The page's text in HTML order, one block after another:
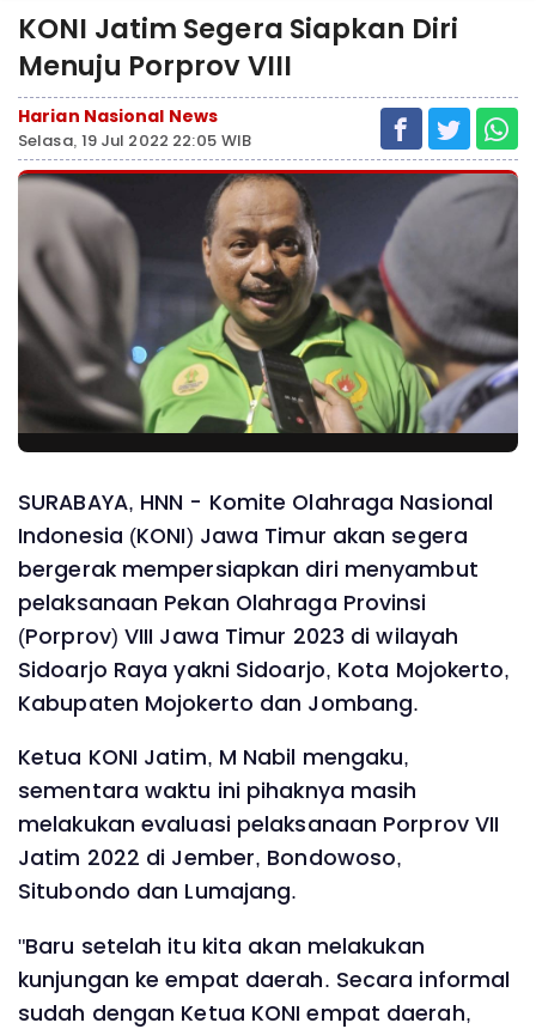
KONI Jatim Segera Siapkan Diri
Menuju Porprov VIII
Harian Nasional News
Selasa, 19 Jul 2022 22:05 WIB
SURABAYA, HNN - Komite Olahraga Nasional
Indonesia (KONI) Jawa Timur akan segera
bergerak mempersiapkan diri menyambut
pelaksanaan Pekan Olahraga Provinsi
(Porprov) VIII Jawa Timur 2023 di wilayah
Sidoarjo Raya yakni Sidoarjo, Kota Mojokerto,
Kabupaten Mojokerto dan Jombang.
Ketua KONI Jatim, M Nabil mengaku,
sementara waktu ini pihaknya masih
melakukan evaluasi pelaksanaan Porprov VII
Jatim 2022 di Jember, Bondowoso,
Situbondo dan Lumajang.
"Baru setelah itu kita akan melakukan
kunjungan ke empat daerah. Secara informal
sudah dengan Ketua KONI empat daerah,